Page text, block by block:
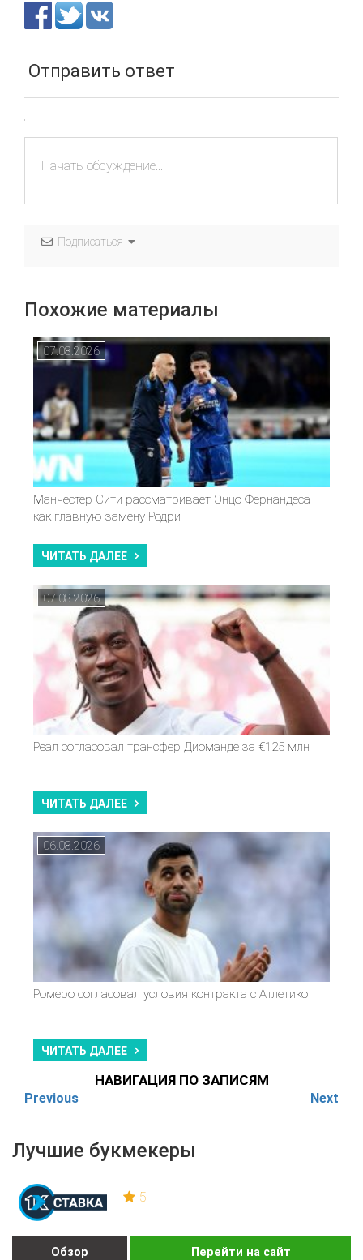
Лучшие букмекеры
5
Обзор Перейти на сайт
Отправить ответ
Подписаться
Похожие материалы
07.08.2026
Манчестер Сити рассматривает Энцо Фернандеса
как главную замену Родри
ЧИТАТЬ ДАЛЕЕ
07.08.2026
Реал согласовал трансфер Диоманде за €125 млн
ЧИТАТЬ ДАЛЕЕ
06.08.2026
Ромеро согласовал условия контракта с Атлетико
ЧИТАТЬ ДАЛЕЕ
НАВИГАЦИЯ ПО ЗАПИСЯМ
Previous Next